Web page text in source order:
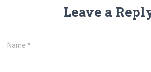
Leave a
Name *